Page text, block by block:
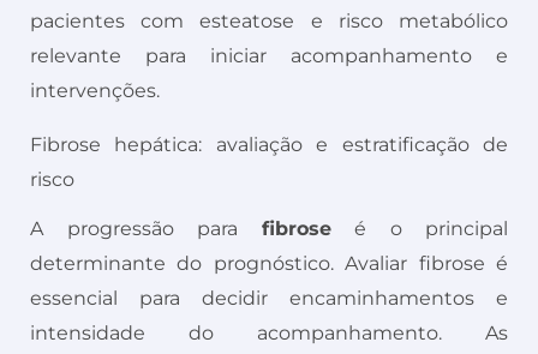
pacientes com esteatose e risco metabólico
relevante para iniciar acompanhamento e
intervenções.
Fibrose hepática: avaliação e estratificação de
risco
A progressão para fibroseé o principal
determinante do prognóstico. Avaliar fibrose é
essencial para decidir encaminhamentos e
intensidade do acompanhamento. As